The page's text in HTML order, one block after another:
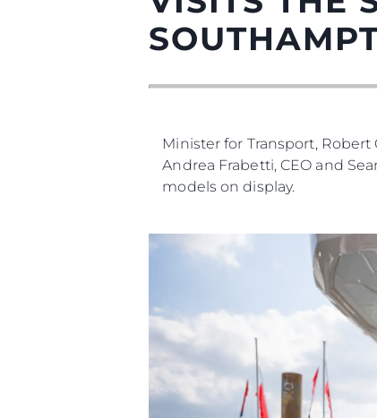
Minister for Transport,
Andrea Frabetti, CEO and
models on display.
Information
Plan Du Site